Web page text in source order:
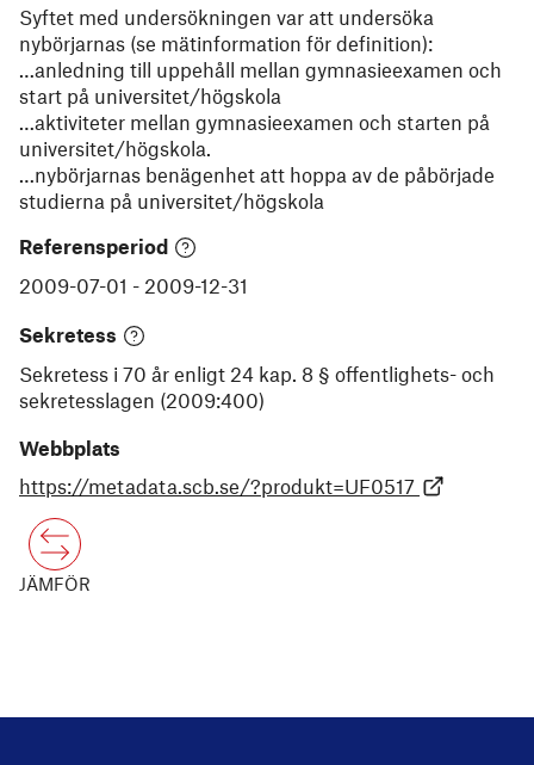
Syftet med undersökningen var att undersöka
nybörjarnas (se mätinformation för definition):
…anledning till uppehåll mellan gymnasieexamen och
start på universitet/högskola
…aktiviteter mellan gymnasieexamen och starten på
universitet/högskola.
…nybörjarnas benägenhet att hoppa av de påbörjade
studierna på universitet/högskola
Referensperiod
2009-07-01 - 2009-12-31
Sekretess
Sekretess i 70 år enligt 24 kap. 8 § offentlighets- och
sekretesslagen (2009:400)
Webbplats
https://metadata.scb.se/?produkt=UF0517
JÄMFÖR